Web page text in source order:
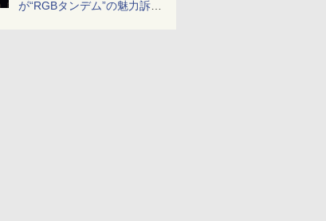
が“RGBタンデム”の魅力訴